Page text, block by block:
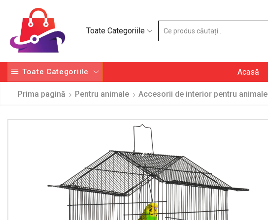
Toate Categoriile
Toate Categoriile Acasă
Prima pagină Pentru animale Accesorii de interior pentru animale